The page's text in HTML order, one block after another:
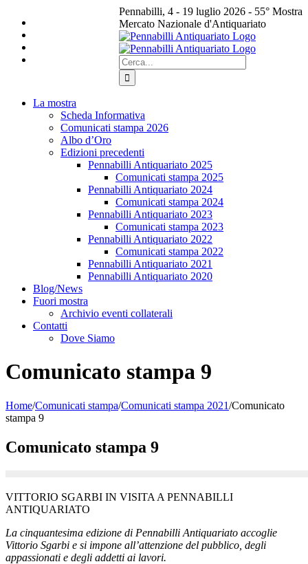
contenuto
Pennabilli, 4 - 19 luglio 2026 - 55° Mostra
Mercato Nazionale d'Antiquariato
Facebook
Instagram
Cerca
per:
La mostra
Scheda Informativa
Comunicati stampa 2026
Albo d’Oro
Edizioni precedenti
Pennabilli Antiquariato 2025
Comunicati stampa 2025
Pennabilli Antiquariato 2024
Comunicati stampa 2024
Pennabilli Antiquariato 2023
Comunicati stampa 2023
Pennabilli Antiquariato 2022
Comunicati stampa 2022
Pennabilli Antiquariato 2021
Pennabilli Antiquariato 2020
Blog/News
Fuori mostra
Archivio eventi collaterali
Contatti
Dove Siamo
Comunicato stampa 9
Home/Comunicati stampa/Comunicati stampa 2021/Comunicato
stampa 9
Comunicato stampa 9
VITTORIO SGARBI IN VISITA A PENNABILLI
ANTIQUARIATO
La cinquantesima edizione di Pennabilli Antiquariato accoglie
Vittorio Sgarbi e si impone all’attenzione del pubblico, degli
appassionati e degli addetti ai lavori.